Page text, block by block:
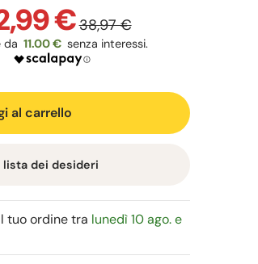
€38,97 €
11.00 €
al carrello
lista dei desideri
tuo ordine tra lunedì 10 ago. e